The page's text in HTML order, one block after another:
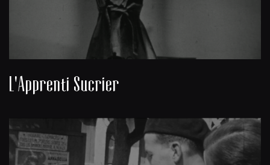
L'Apprenti Sucrier